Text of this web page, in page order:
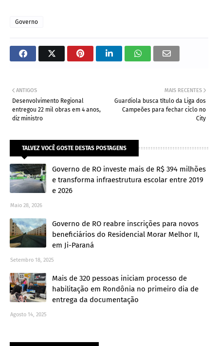
Governo
MAIS RECENTES
Guardiola busca título da Liga dos
Campeões para fechar ciclo no
City
ANTIGOS
Desenvolvimento Regional
entregou 22 mil obras em 4 anos,
diz ministro
TALVEZ VOCÊ GOSTE DESTAS POSTAGENS
Governo de RO investe mais de R$ 394 milhões
e transforma infraestrutura escolar entre 2019
e 2026
Maio 28, 2026
Governo de RO reabre inscrições para novos
beneficiários do Residencial Morar Melhor II,
em Ji-Paraná
Setembro 18, 2025
Mais de 320 pessoas iniciam processo de
habilitação em Rondônia no primeiro dia de
entrega da documentação
Agosto 14, 2025